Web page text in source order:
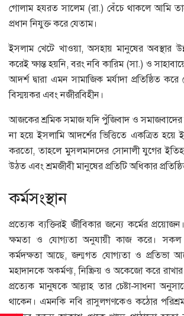
গোলাম হযরত সালেম (রা.) বেঁচে থাকলে আমি
প্রধান নিযুক্ত করে যেতাম।
ইসলাম খেটে খাওয়া, অসহায় মানুষের অবস্থার
করেই ক্ষান্ত হয়নি, বরং নবি কারিম (সা.) ও
আদর্শ দ্বারা এমন সামাজিক মর্যাদা প্রতিষ্ঠিত
বিস্ময়কর এবং নজীরবিহীন।
আজকের শ্রমিক সমাজ যদি পুঁজিবাদ ও সমাজবাদের
না হয়ে ইসলামি আদর্শের ভিত্তিতে একত্রিত হয়ে
করতো, তাহলে মুসলমানদের সোনালী যুগের
উঠত এবং শ্রমজীবী মানুষের প্রতিটি অধিকার
কর্মসংস্থান
প্রত্যেক ব্যক্তিরই জীবিকার জন্যে কর্মের
ক্ষমতা ও যোগ্যতা অনুযায়ী কাজ করে। সকল
কর্মদক্ষতা আছে, জন্মগত যোগ্যতা ও প্রতিভা
মহাদানকে অকর্মণ্য, নিষ্ক্রিয় ও অকেজো করে
প্রত্যেক মানুষকে আল্লাহ তার চেষ্টা-সাধনা
থাকেন। এমনকি নবি রাসুলগণকেও কঠোর